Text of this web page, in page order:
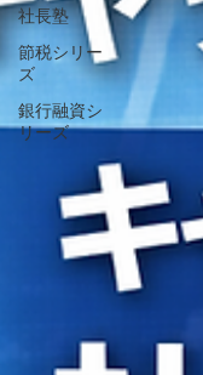
社長塾
節税シリー
ズ
銀行融資シ
リーズ